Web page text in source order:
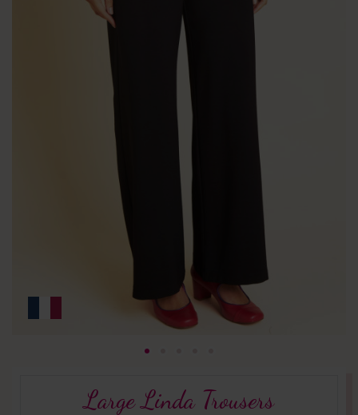
Large Linda Trousers